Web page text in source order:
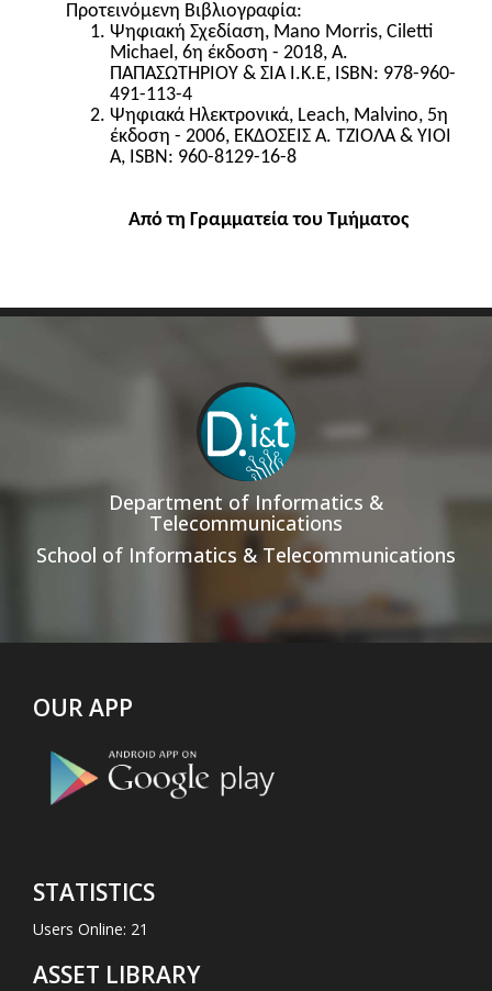
Προτεινόμενη Βιβλιογραφία:
Ψηφιακή Σχεδίαση, Mano Morris, Ciletti
Michael, 6η έκδοση - 2018, Α.
ΠΑΠΑΣΩΤΗΡΙΟΥ & ΣΙΑ Ι.Κ.Ε, ISBN: 978-960-
491-113-4
Ψηφιακά Ηλεκτρονικά, Leach, Malvino, 5η
έκδοση - 2006, ΕΚΔΟΣΕΙΣ Α. ΤΖΙΟΛΑ & ΥΙΟΙ
Α, ISBN: 960-8129-16-8
Από τη Γραμματεία του Τμήματος
Department of Informatics &
Telecommunications
School of Informatics & Telecommunications
OUR APP
STATISTICS
Users Online: 21
ASSET LIBRARY